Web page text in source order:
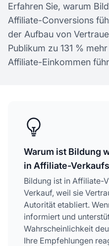
Erfahren Sie, warum
Affiliate-Conversions
der Aufbau von
Publikum zu 131 %
Affiliate-Einkommen
Warum ist Bildung
in Affiliate-
Bildung ist in Affiliate-
Verkauf, weil sie
Autorität etabliert.
informiert und
Wahrscheinlichkeit
Ihre Empfehlungen